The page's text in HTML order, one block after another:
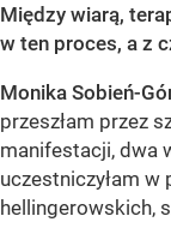
Między wiarą,
w ten proces, a z
Monika Sobień-
przeszłam przez
manifestacji, dwa
uczestniczyłam
hellingerowskich,